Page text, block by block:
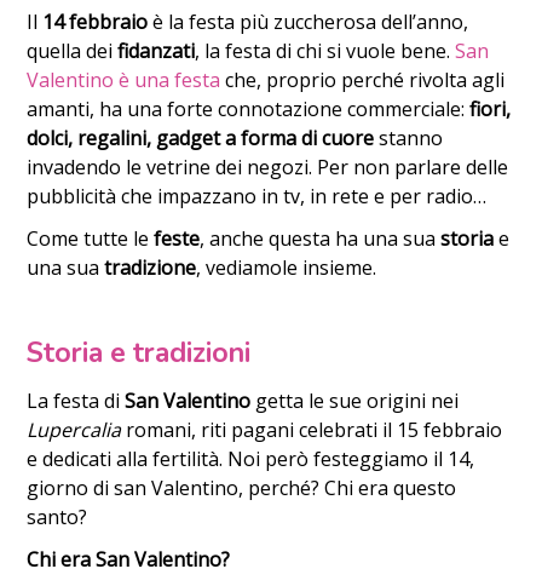
Il 14 febbraioè la festa più zuccherosa dell’anno,
quella deifidanzati, la festa di chi si vuole bene.San
Valentino è una festa che, proprio perché rivolta agli
amanti, ha una forte connotazione commerciale: fiori,
dolci, regalini, gadgeta forma di cuorestanno
invadendo le vetrine dei negozi. Per non parlare delle
pubblicità che impazzano in tv, in rete e per radio…
Come tutte lefeste, anche questa ha una suastoriae
una suatradizione, vediamole insieme.
Storia e tradizioni
La festa diSan Valentino getta le sue origini nei
Lupercaliaromani, riti pagani celebrati il 15 febbraio
e dedicati alla fertilità. Noi però festeggiamo il 14,
giorno di san Valentino, perché? Chi era questo
santo?
Chi era San Valentino?